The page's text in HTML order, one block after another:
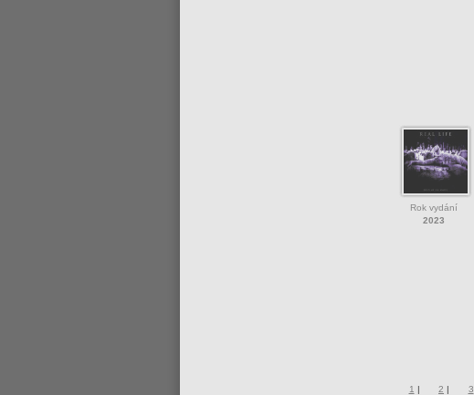
Rok vydání
2023
1 | 2 | 3